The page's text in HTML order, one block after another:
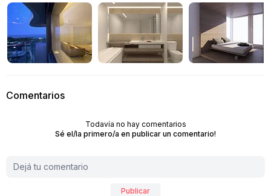
Comentarios
Todavía no hay comentarios
Sé el/la primero/a en publicar un comentario!
Publicar